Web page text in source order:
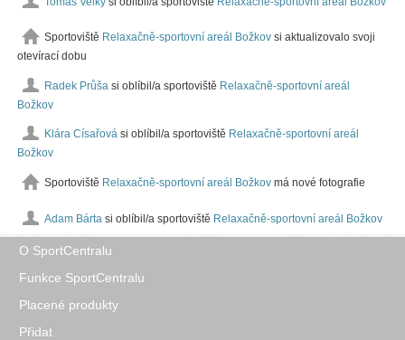
Sportoviště Relaxačně-sportovní areál Božkov si aktualizovalo svoji
otevírací dobu
Radek Průša si oblíbil/a sportoviště Relaxačně-sportovní areál
Božkov
Klára Císařová si oblíbil/a sportoviště Relaxačně-sportovní areál
Božkov
Sportoviště Relaxačně-sportovní areál Božkov má nové fotografie
Adam Bárta si oblíbil/a sportoviště Relaxačně-sportovní areál Božkov
O SportCentralu
Funkce SportCentralu
Placené produkty
Přidat